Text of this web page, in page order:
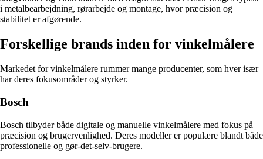
i metalbearbejdning, rørarbejde og montage, hvor præcision og
stabilitet er afgørende.
Forskellige brands inden for vinkelmålere
Markedet for vinkelmålere rummer mange producenter, som hver især
har deres fokusområder og styrker.
Bosch
Bosch tilbyder både digitale og manuelle vinkelmålere med fokus på
præcision og brugervenlighed. Deres modeller er populære blandt både
professionelle og gør-det-selv-brugere.